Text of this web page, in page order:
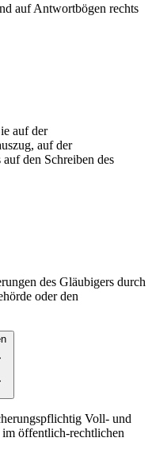
auf Antwort­bögen rechts
auf der
auf der
den Schreiben des
des Gläubigers durch
oder den
Voll- und
öffentlich-rechtlichen